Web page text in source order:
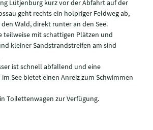
Lütjenburg kurz vor der Abfahrt auf der
geht rechts ein holpriger Feldweg ab,
Wald, direkt runter an den See.
teilweise mit schattigen Plätzen und
kleiner Sandstrandstreifen am sind
ist schnell abfallend und eine
See bietet einen Anreiz zum Schwimmen
Toilettenwagen zur Verfügung.